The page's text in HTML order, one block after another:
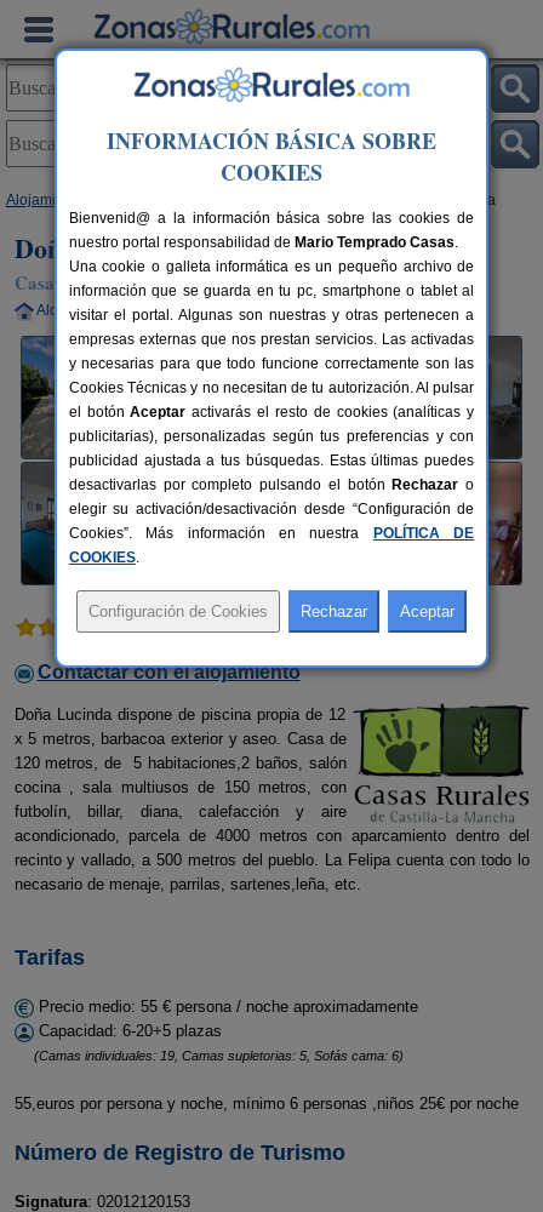
Alojamientos > Doña Lucinda
Doña Lucinda
Casa Rural en La Felipa (Albacete)
Alquiler completo 6-20+5 plazas 15 km de Albacete
1 comentario
Contactar con el alojamiento
Doña Lucinda dispone de piscina propia de 12
x 5 metros, barbacoa exterior y aseo. Casa de
120 metros, de 5 habitaciones,2 baños, salón
cocina , sala multiusos de 150 metros, con
futbolín, billar, diana, calefacción y aire
acondicionado, parcela de 4000 metros con aparcamiento dentro del
recinto y vallado, a 500 metros del pueblo. La Felipa cuenta con todo lo
necasario de menaje, parrilas, sartenes,leña, etc.
Tarifas
Precio medio: 55 € persona / noche aproximadamente
Capacidad: 6-20+5 plazas
(Camas individuales: 19, Camas supletorias: 5, Sofás cama: 6)
55,euros por persona y noche, mínimo 6 personas ,niños 25€ por noche
Número de Registro de Turismo
Signatura: 02012120153
INFORMACIÓN BÁSICA SOBRE
COOKIES
Bienvenid@ a la información básica sobre las cookies de
nuestro portal responsabilidad de Mario Temprado Casas.
Una cookie o galleta informática es un pequeño archivo de
información que se guarda en tu pc, smartphone o tablet al
visitar el portal. Algunas son nuestras y otras pertenecen a
empresas externas que nos prestan servicios. Las activadas
y necesarias para que todo funcione correctamente son las
Cookies Técnicas y no necesitan de tu autorización. Al pulsar
el botónAceptar activarás el resto de cookies (analíticas y
publicitarias), personalizadas según tus preferencias y con
publicidad ajustada a tus búsquedas. Estas últimas puedes
desactivarlas por completo pulsando el botón Rechazar o
elegir su activación/desactivación desde “Configuración de
Cookies”. Más información en nuestra
POLÍTICA DE
COOKIES.